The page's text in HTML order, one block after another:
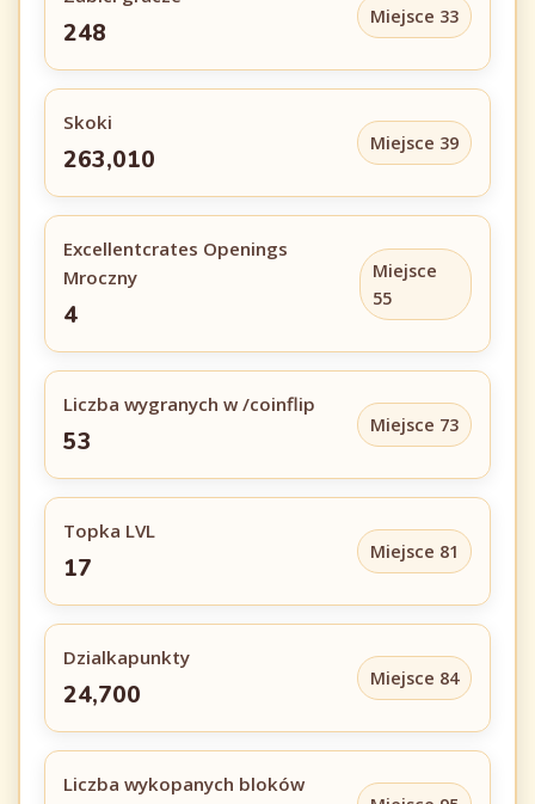
248
Miejsce 33
Skoki
263,010
Miejsce 39
Excellentcrates Openings
Mroczny
4
Miejsce
55
Liczba wygranych w /coinflip
53
Miejsce 73
Topka LVL
17
Miejsce 81
Dzialkapunkty
24,700
Miejsce 84
Liczba wykopanych bloków